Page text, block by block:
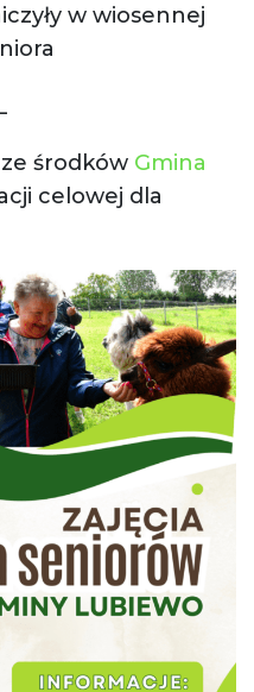
w wiosennej
środków Gmina
celowej dla